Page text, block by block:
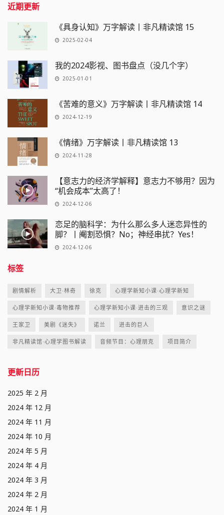
近期更新
《具身认知》万字解读丨非凡精读馆 15
2025-02-04
我的2024影视、图书盘点（没几个字）
2025-01-01
《苦难的意义》万字解读丨非凡精读馆 14
2024-12-19
《情绪》万字解读丨非凡精读馆 13
2024-11-28
【意志力的经济学解释】意志力不够用？因为
“机会成本”太高了！
2024-12-06
恋足的脑科学：为什么那么多人迷恋异性的
脚？丨阉割恐惧？No；神经串扰？Yes！
2024-12-06
标签
剧情解析 大卫·林奇 徐克 心理学新知小课·心理学新知
心理学新知小课·毒物推荐 心理学新知小课·进击的三观 意识之谜
王家卫 美剧《迷失》 诺兰 进击的巨人
非凡精读馆·心理学图书解读 音频节目：心理朋克 项目简介
更新日历
2025 年 2 月
2024 年 12 月
2024 年 11 月
2024 年 10 月
2024 年 5 月
2024 年 4 月
2024 年 3 月
2024 年 2 月
2024 年 1 月